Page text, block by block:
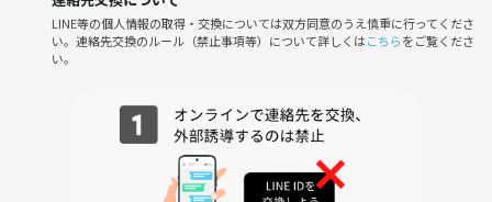
さて、秋葉原が好きな人、漫画、アニメ、ゲーム、ぬるい感じで好きな
新しく仲間、友達を作りたい、社会人になって友達が出来ない、上京し
てきて知り合いがいない、非日常感を味わいたい、アニメ、漫画、ゲー
LINE等の個人情報の取得・交換については双方同意のうえ慎重に行ってくださ
い。連絡先交換のルール（禁止事項等）について詳しくはこちらをご覧くださ
い。